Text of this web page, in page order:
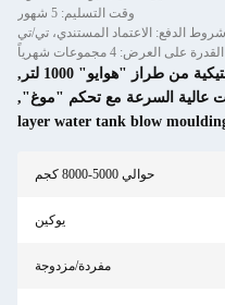
وقت التسليم: 5 شهور
شروط الدفع: الاعتماد المستندي، تي/تي
القدرة على العرض: 4 مجموعات شهرياً
من طراز "هوايو" 1000 لتر
,
عالية السرعة مع تحكم "موغ",
حوالي 5000-8000 كجم
يوكين
مفردة/مزدوجة